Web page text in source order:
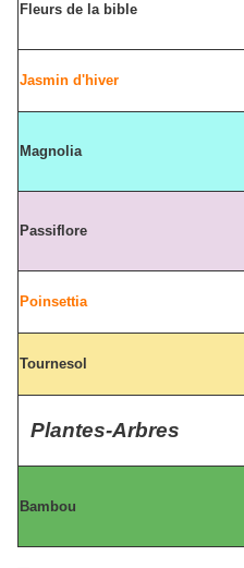
Fleurs de la bible
Jasmin d'hiver
Magnolia
Passiflore
Poinsettia
Tournesol
Plantes-Arbres
Bambou